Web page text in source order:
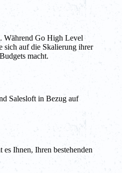
Während Go High Level
sich auf die Skalierung ihrer
macht.
Salesloft in Bezug auf
Ihnen, Ihren bestehenden